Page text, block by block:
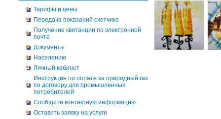
Тарифы и цены
Передача показаний счетчика
Получение квитанции по электронной
почте
Документы
Населению
Личный кабинет
Инструкция по оплате за природный газ
по договору для промышленных
потребителей
Сообщите контактную информацию
Оставить заявку на услуги